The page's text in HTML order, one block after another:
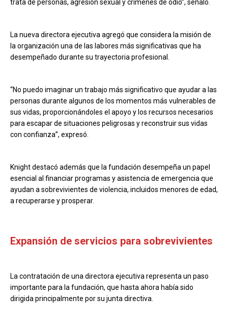
trata de personas, agresión sexual y crímenes de odio”, señaló.
La nueva directora ejecutiva agregó que considera la misión de
la organización una de las labores más significativas que ha
desempeñado durante su trayectoria profesional.
“No puedo imaginar un trabajo más significativo que ayudar a las
personas durante algunos de los momentos más vulnerables de
sus vidas, proporcionándoles el apoyo y los recursos necesarios
para escapar de situaciones peligrosas y reconstruir sus vidas
con confianza”, expresó.
Knight destacó además que la fundación desempeña un papel
esencial al financiar programas y asistencia de emergencia que
ayudan a sobrevivientes de violencia, incluidos menores de edad,
a recuperarse y prosperar.
Expansión de servicios para sobrevivientes
La contratación de una directora ejecutiva representa un paso
importante para la fundación, que hasta ahora había sido
dirigida principalmente por su junta directiva.